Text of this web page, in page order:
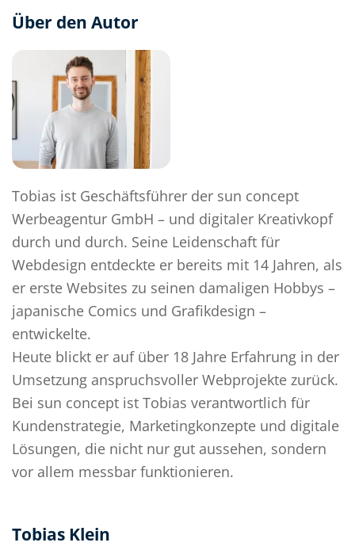
Über den Autor
Tobias ist Geschäftsführer der sun concept
Werbeagentur GmbH – und digitaler Kreativkopf
durch und durch. Seine Leidenschaft für
Webdesign entdeckte er bereits mit 14 Jahren, als
er erste Websites zu seinen damaligen Hobbys –
japanische Comics und Grafikdesign –
entwickelte.
Heute blickt er auf über 18 Jahre Erfahrung in der
Umsetzung anspruchsvoller Webprojekte zurück.
Bei sun concept ist Tobias verantwortlich für
Kundenstrategie, Marketingkonzepte und digitale
Lösungen, die nicht nur gut aussehen, sondern
vor allem messbar funktionieren.
Tobias Klein